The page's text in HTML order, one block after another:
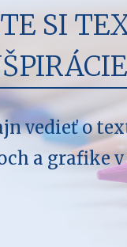
SI
vedieť o
a grafike